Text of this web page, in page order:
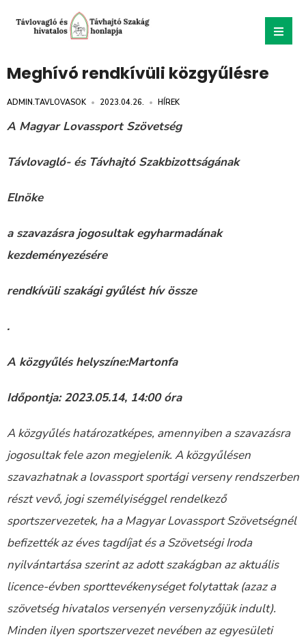
Meghívó rendkívüli közgyűlésre
ADMIN.TAVLOVASOK • 2023.04.26. • HÍREK
A Magyar Lovassport Szövetség
Távlovagló- és Távhajtó Szakbizottságának
Elnöke
a szavazásra jogosultak egyharmadának
kezdeményezésére
rendkívüli szakági gyűlést hív össze
.
A közgyűlés helyszíne:Martonfa
Időpontja: 2023.05.14, 14:00 óra
A közgyűlés határozatképes, amennyiben a szavazásra
jogosultak fele azon megjelenik. A közgyűlésen
szavazhatnak a lovassport sportági verseny rendszerben
részt vevő, jogi személyiséggel rendelkező
sportszervezetek, ha a Magyar Lovassport Szövetségnél
befizették az éves tagdíjat és a Szövetségi Iroda
nyilvántartása szerint az adott szakágban az aktuális
licence-évben sporttevékenységet folytattak (azaz a
szövetség hivatalos versenyén versenyzőjük indult).
Minden ilyen sportszervezet nevében az egyesületi